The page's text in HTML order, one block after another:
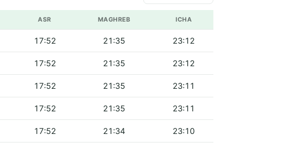
ASR MAGHREB ICHA
17:52 21:35 23:12
17:52 21:35 23:12
17:52 21:35 23:11
17:52 21:35 23:11
17:52 21:34 23:10